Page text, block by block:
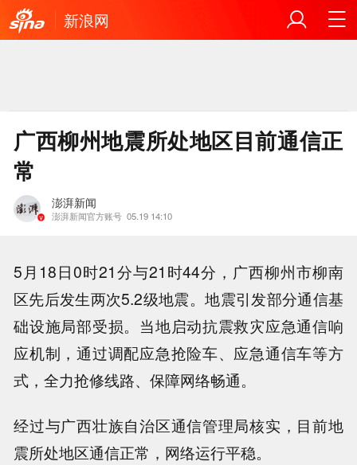
新浪网
广西柳州地震所处地区目前通信正
常
澎湃新闻
澎湃新闻官方账号 05.19 14:10
5月18日0时21分与21时44分，广西柳州市柳南
区先后发生两次5.2级地震。地震引发部分通信基
础设施局部受损。当地启动抗震救灾应急通信响
应机制，通过调配应急抢险车、应急通信车等方
式，全力抢修线路、保障网络畅通。
经过与广西壮族自治区通信管理局核实，目前地
震所处地区通信正常，网络运行平稳。